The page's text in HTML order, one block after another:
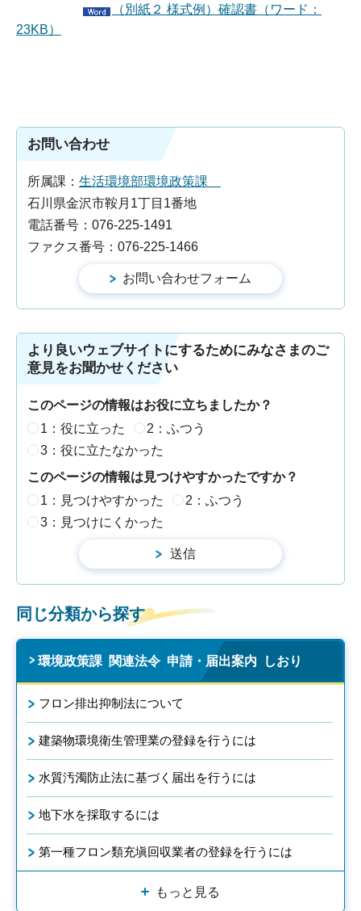
（別紙２ 様式例）確認書（ワード：
23KB）
お問い合わせ
所属課： 生活環境部環境政策課
石川県金沢市鞍月1丁目1番地
電話番号：076-225-1491
ファクス番号：076-225-1466
より良いウェブサイトにするためにみなさまのご
意見をお聞かせください
このページの情報はお役に立ちましたか？
1：役に立った
2：ふつう
3：役に立たなかった
このページの情報は見つけやすかったですか？
1：見つけやすかった
2：ふつう
3：見つけにくかった
同じ分類から探す
環境政策課 関連法令 申請・届出案内 しおり
フロン排出抑制法について
建築物環境衛生管理業の登録を行うには
水質汚濁防止法に基づく届出を行うには
地下水を採取するには
第一種フロン類充塡回収業者の登録を行うには
もっと見る